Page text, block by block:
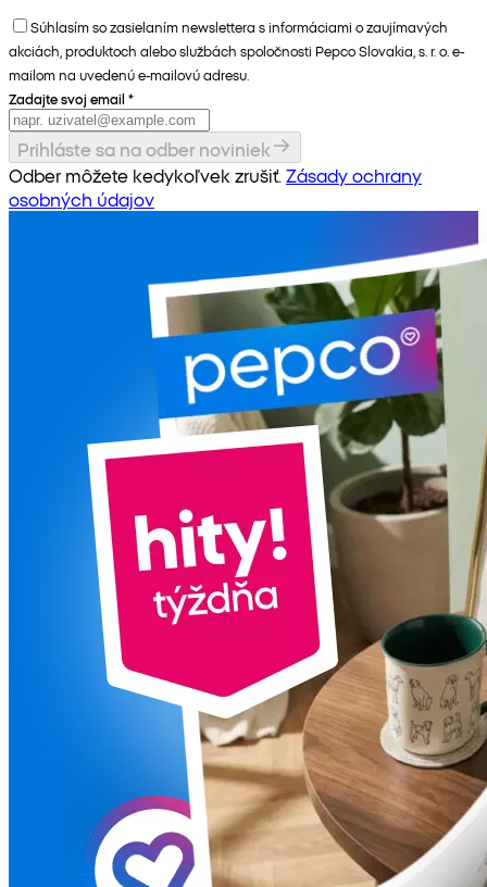
Súhlasím so zasielaním newslettera s informáciami o zaujímavých
akciách, produktoch alebo službách spoločnosti Pepco Slovakia, s. r. o. e-
mailom na uvedenú e-mailovú adresu.
Zadajte svoj email *
Prihláste sa na odber noviniek
Odber môžete kedykoľvek zrušiť. Zásady ochrany
osobných údajov